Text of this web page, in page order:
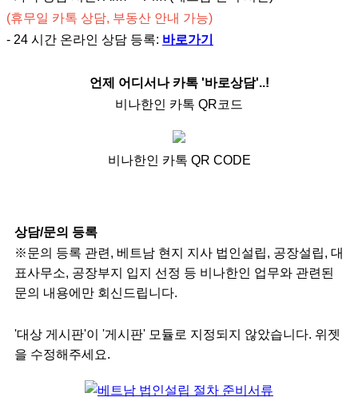
(휴무일 카톡 상담, 부동산 안내 가능)
- 24 시간 온라인 상담 등록: 바로가기
언제 어디서나 카톡 '바로상담'..!
비나한인 카톡 QR코드
비나한인 카톡 QR CODE
상담/문의 등록
※문의 등록 관련, 베트남 현지 지사 법인설립, 공장설립, 대
표사무소, 공장부지 입지 선정 등 비나한인 업무와 관련된
문의 내용에만 회신드립니다.
'대상 게시판'이 '게시판' 모듈로 지정되지 않았습니다. 위젯
을 수정해주세요.